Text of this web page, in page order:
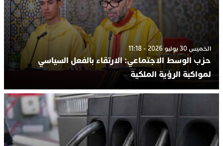
الخميس 30 يوليو 2026 - 11:18
حزب الوسط الاجتماعي: الارتقاء بالفعل السياسي
لمواكبة الرؤية الملكية